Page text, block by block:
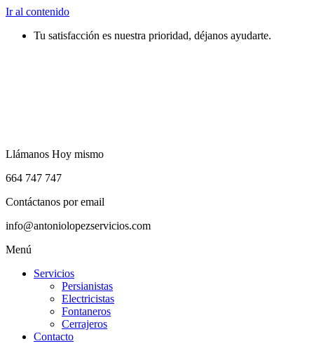
Ir al contenido
Tu satisfacción es nuestra prioridad, déjanos ayudarte.
Llámanos Hoy mismo
664 747 747
Contáctanos por email
info@antoniolopezservicios.com
Menú
Servicios
Persianistas
Electricistas
Fontaneros
Cerrajeros
Contacto